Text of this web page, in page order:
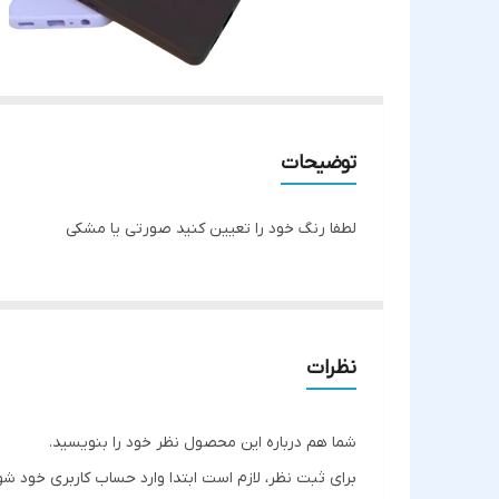
توضیحات
لطفا رنگ خود را تعیین کنید صورتی یا مشکی
نظرات
شما هم درباره این محصول نظر خود را بنویسید.
برای ثبت نظر، لازم است ابتدا وارد حساب کاربری خود